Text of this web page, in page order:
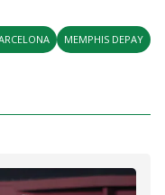
MEMPHIS DEPAY